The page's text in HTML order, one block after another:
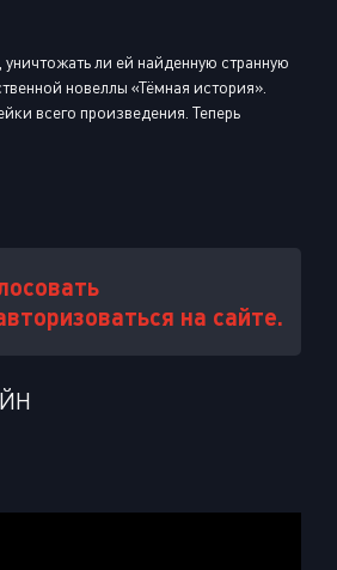
ли ей найденную странную
новеллы «Тёмная история».
всего произведения. Теперь
на сайте.